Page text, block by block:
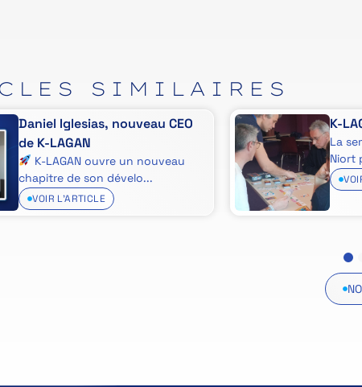
SIMILAIRES
Daniel Iglesias, nouveau CEO
de K-LAGAN
K-LAGAN ouvre un nouveau
chapitre de son dévelo...
VOIR L'ARTICLE
K-
La
Niort
4